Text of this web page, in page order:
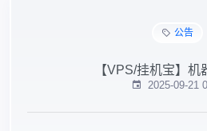
公告
【VPS/挂机宝】机
2025-09-21